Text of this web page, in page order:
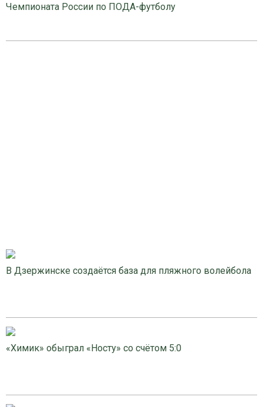
Чемпионата России по ПОДА-футболу
В Дзержинске создаётся база для пляжного волейбола
«Химик» обыграл «Носту» со счётом 5:0